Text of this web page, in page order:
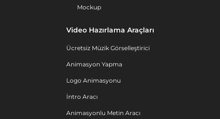
Mockup
Video Hazırlama Araçları
Ücretsiz Müzik Görselleştirici
Animasyon Yapma
Logo Animasyonu
İntro Aracı
Animasyonlu Metin Aracı